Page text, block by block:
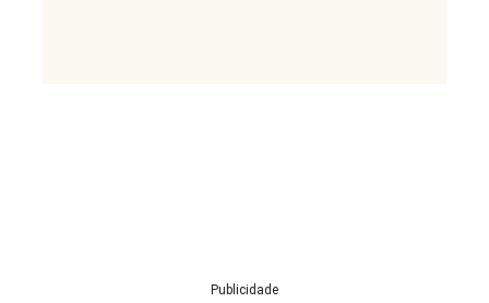
Publicidade